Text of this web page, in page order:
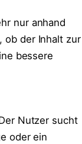
nur anhand
ob der Inhalt zur
bessere
Nutzer sucht
oder ein